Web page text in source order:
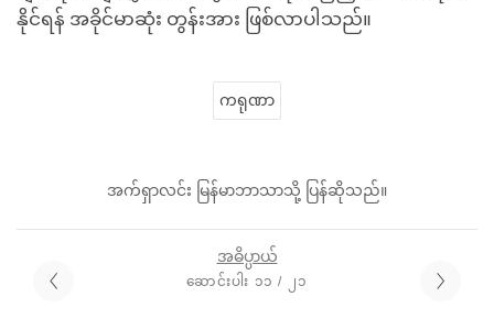
နိုင်ရန် အခိုင်မာဆုံး တွန်းအား ဖြစ်လာပါသည်။
ကရုဏာ
အက်ရှာလင်း မြန်မာဘာသာသို့ ပြန်ဆိုသည်။
အဓိပ္ပာယ်
ဆောင်းပါး ၁၁ / ၂၁